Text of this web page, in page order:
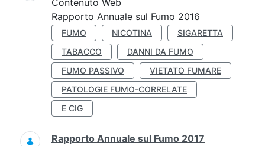
Contenuto Web
Rapporto Annuale sul Fumo 2016
FUMO NICOTINA
SIGARETTA
TABACCO
DANNI DA FUMO
FUMO PASSIVO
VIETATO FUMARE
PATOLOGIE FUMO-CORRELATE
E CIG
Rapporto Annuale sul Fumo 2017